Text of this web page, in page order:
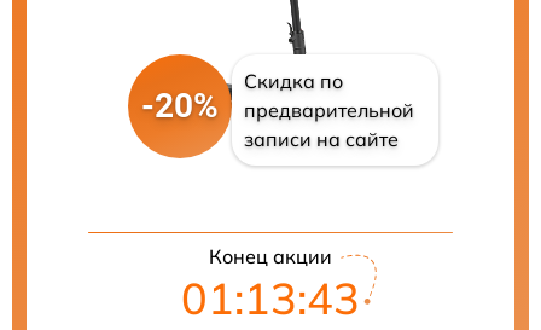
-20%
Скидка по
предварительной
записи на сайте
Конец акции
01:13:42